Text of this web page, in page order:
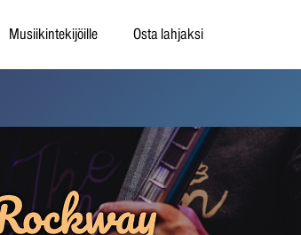
Musiikintekijöille Osta lahjaksi